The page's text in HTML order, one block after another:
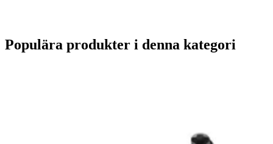
Populära produkter i denna kategori